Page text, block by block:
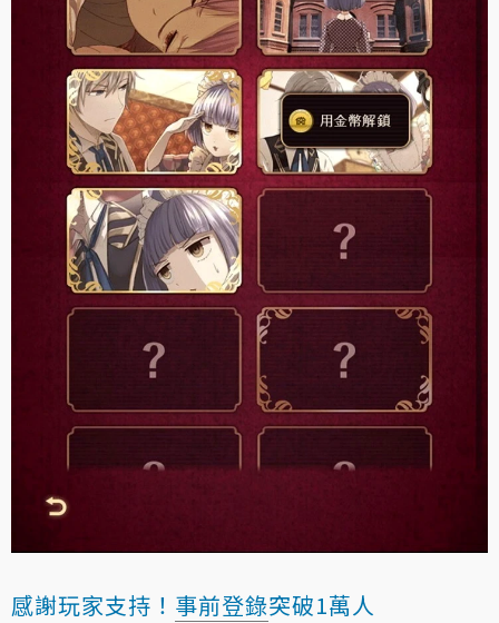
感謝玩家支持！ 事前登錄突破1萬人